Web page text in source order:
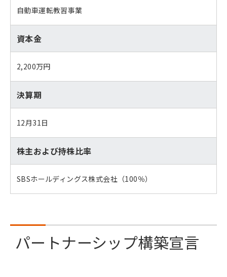
自動車運転教習事業
資本金
2,200万円
決算期
12月31日
株主および持株比率
SBSホールディングス株式会社（100％）
パートナーシップ構築宣言